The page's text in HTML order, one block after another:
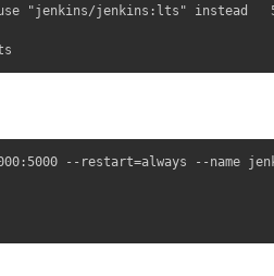
use "jenkins/jenkins:lts"
--restart=always --name